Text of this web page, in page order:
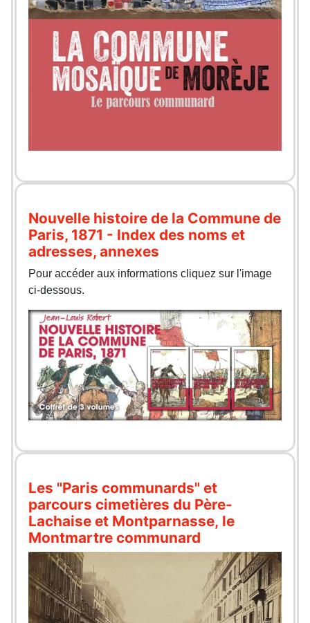
Nouvelle histoire de la Commune de
Paris, 1871 - Index des noms et
adresses, annexes
Pour accéder aux informations cliquez sur l'image
ci-dessous.
Les "Paris communards" et
parcours cimetières du Père-
Lachaise et Montparnasse, le
Montmartre communard